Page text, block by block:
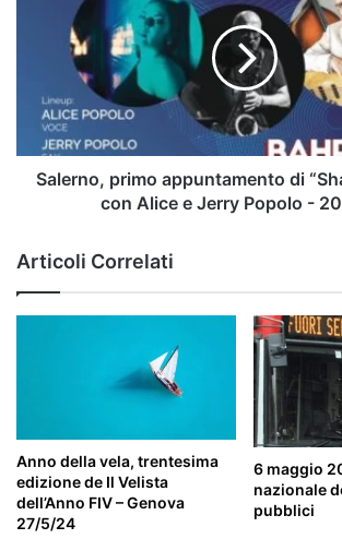
appuntamento
Blue”,
Alice
20/4/24
Salerno, primo appuntamento di
con Alice e Jerry Popolo -
Articoli Correlati
Anno della vela, trentesima
edizione de Il Velista
dell’Anno FIV – Genova
27/5/24
6 maggio
nazionale
pubblici